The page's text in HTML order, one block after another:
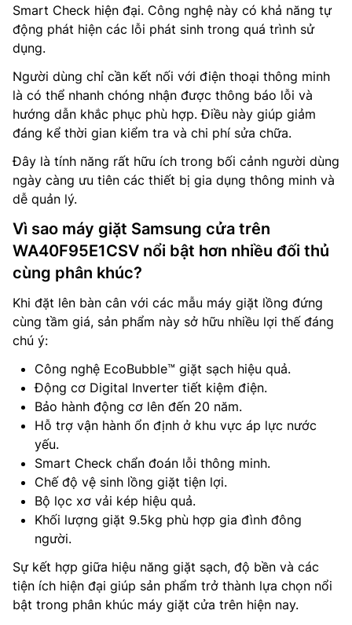
Smart Check hiện đại. Công nghệ này có khả năng tự
động phát hiện các lỗi phát sinh trong quá trình sử
dụng.
Người dùng chỉ cần kết nối với điện thoại thông minh
là có thể nhanh chóng nhận được thông báo lỗi và
hướng dẫn khắc phục phù hợp. Điều này giúp giảm
đáng kể thời gian kiểm tra và chi phí sửa chữa.
Đây là tính năng rất hữu ích trong bối cảnh người dùng
ngày càng ưu tiên các thiết bị gia dụng thông minh và
dễ quản lý.
Vì sao máy giặt Samsung cửa trên
WA40F95E1CSV nổi bật hơn nhiều đối thủ
cùng phân khúc?
Khi đặt lên bàn cân với các mẫu máy giặt lồng đứng
cùng tầm giá, sản phẩm này sở hữu nhiều lợi thế đáng
chú ý:
Công nghệ EcoBubble™ giặt sạch hiệu quả.
Động cơ Digital Inverter tiết kiệm điện.
Bảo hành động cơ lên đến 20 năm.
Hỗ trợ vận hành ổn định ở khu vực áp lực nước
yếu.
Smart Check chẩn đoán lỗi thông minh.
Chế độ vệ sinh lồng giặt tiện lợi.
Bộ lọc xơ vải kép hiệu quả.
Khối lượng giặt 9.5kg phù hợp gia đình đông
người.
Sự kết hợp giữa hiệu năng giặt sạch, độ bền và các
tiện ích hiện đại giúp sản phẩm trở thành lựa chọn nổi
bật trong phân khúc máy giặt cửa trên hiện nay.